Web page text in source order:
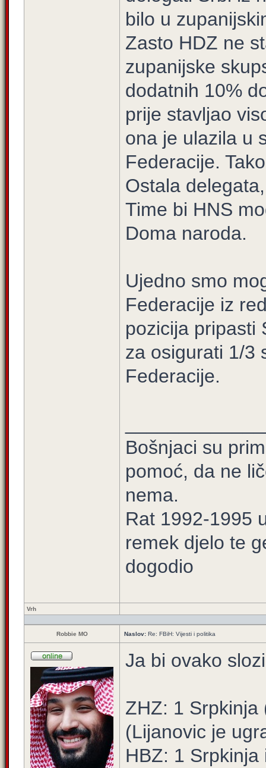
bilo u
Zasto HDZ ne
zupanijske
dodatnih 10%
prije stavljao
ona je ulazila u
Federacije.
Ostala
Time bi HNS
Doma naroda.
Ujedno smo
Federacije iz
pozicija pripasti
za osigurati 1/3
Federacije.
Bošnjaci su
pomoć, da ne
nema.
Rat 1992-1995
remek djelo te
dogodio
Vrh
Robbie MO Naslov: Re: FBiH: Vijesti i politika
Ja bi ovako
ZHZ: 1
(Lijanovic je
HBZ: 1